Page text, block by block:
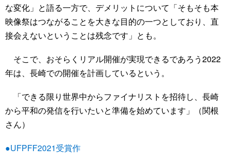
な変化」と語る一方で、デメリットについて「そもそも本
映像祭はつながることを大きな目的の一つとしており、直
接会えないということは残念です」とも。
そこで、おそらくリアル開催が実現できるであろう2022
年は、長崎での開催を計画しているという。
「できる限り世界中からファイナリストを招待し、長崎
から平和の発信を行いたいと準備を始めています」（関根
さん）
●UFPFF2021受賞作